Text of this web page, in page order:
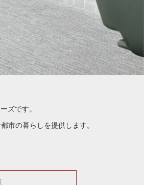
ズです。
市の暮らしを提供します。